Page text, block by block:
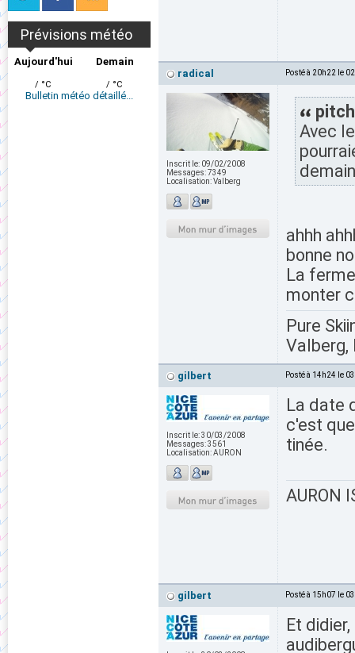
Prévisions météo
Aujourd'hui
/ °C
Demain
/ °C
Bulletin météo détaillé...
radical Posté à 20h22 le
Inscrit le: 09/02/2008
Messages:7349
Localisation:Valberg
Avec
ahhh
bonne
La
monter
Pure
Valberg,
gilbert Posté à 14h24 le
Inscrit le:30/03/2008
Messages:3561
Localisation:AURON
La date
c'est
tinée.
AURON
gilbert Posté à 15h07 le
Et